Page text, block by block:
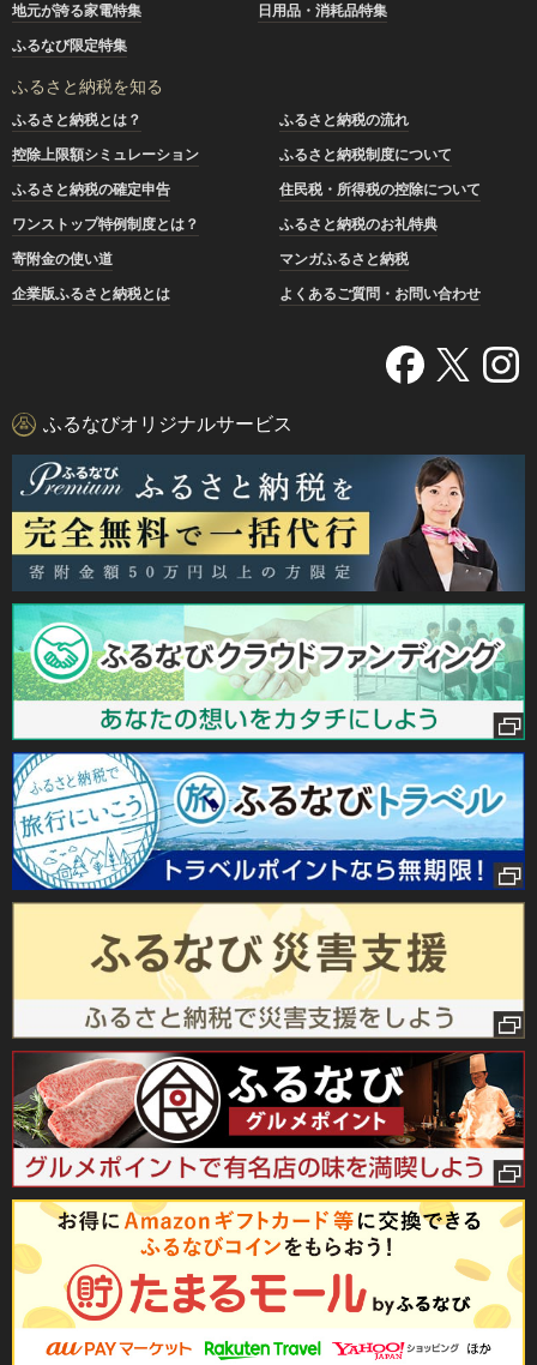
地元が誇る家電特集
日用品・消耗品特集
ふるなび限定特集
ふるさと納税を知る
ふるさと納税とは？
ふるさと納税の流れ
控除上限額シミュレーション
ふるさと納税制度について
ふるさと納税の確定申告
住民税・所得税の控除について
ワンストップ特例制度とは？
ふるさと納税のお礼特典
寄附金の使い道
マンガふるさと納税
企業版ふるさと納税とは
よくあるご質問・お問い合わせ
ふるなびオリジナルサービス